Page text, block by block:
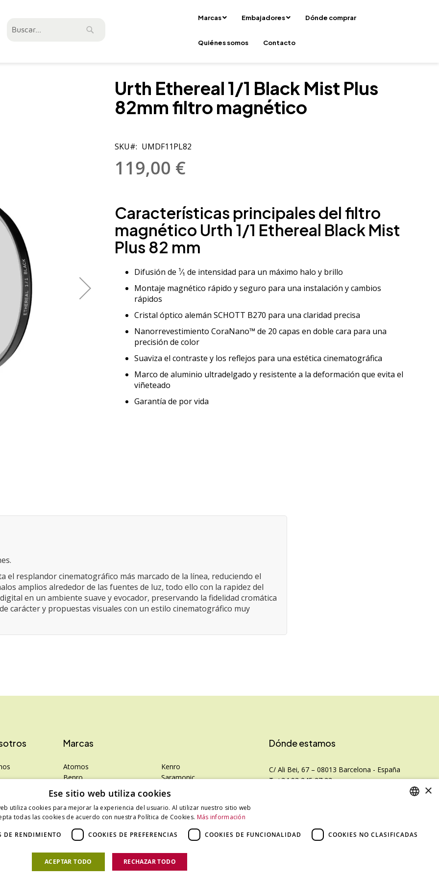
Marcas Embajadores Dónde comprar
Quiénes somos Contacto
Urth Ethereal 1/1 Black Mist Plus
82mm filtro magnético
SKU UMDF11PL82
119,00 €
Características principales del filtro
magnético Urth 1/1 Ethereal Black Mist
Plus 82 mm
Difusión de ¹⁄₁ de intensidad para un máximo halo y brillo
Montaje magnético rápido y seguro para una instalación y cambios
rápidos
Cristal óptico alemán SCHOTT B270 para una claridad precisa
Nanorrevestimiento CoraNano™ de 20 capas en doble cara para una
precisión de color
Suaviza el contraste y los reflejos para una estética cinematográfica
Marco de aluminio ultradelgado y resistente a la deformación que evita el
viñeteado
Garantía de por vida
el resplandor cinematográfico más marcado de la línea, reduciendo el
amplios alrededor de las fuentes de luz, todo ello con la rapidez del
en un ambiente suave y evocador, preservando la fidelidad cromática
carácter y propuestas visuales con un estilo cinematográfico muy
Marcas
Atomos
Benro
Colbor
Falcam
Hahnemühle
LEE Filters
Phottix
Photosol
Kenro
Saramonic
SanDisk
SanDisk Professional
Tenba
Zeiss
Dónde estamos
C/ Ali Bei, 67 – 08013 Barcelona - España
T. +34 93 245 27 23
15.00h a 18.00h.
CATALAN
×
Ese sitio web utiliza cookies
utiliza cookies para mejorar la experiencia del usuario. Al utilizar nuestro sitio web
todas las cookies de acuerdo con nuestra Política de Cookies. Más información
DE RENDIMIENTO COOKIES DE PREFERENCIAS COOKIES DE FUNCIONALIDAD COOKIES NO CLASIFICADAS
ACEPTAR TODO RECHAZAR TODO